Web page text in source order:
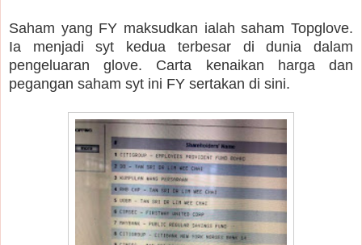
Saham yang FY maksudkan ialah saham Topglove.
Ia menjadi syt kedua terbesar di dunia dalam
pengeluaran glove. Carta kenaikan harga dan
pegangan saham syt ini FY sertakan di sini.